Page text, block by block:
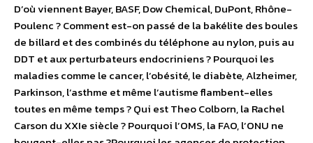
D’où viennent Bayer, BASF, Dow Chemical, DuPont, Rhône-
Poulenc ? Comment est-on passé de la bakélite des boules
de billard et des combinés du téléphone au nylon, puis au
DDT et aux perturbateurs endocriniens ? Pourquoi les
maladies comme le cancer, l’obésité, le diabète, Alzheimer,
Parkinson, l’asthme et même l’autisme flambent-elles
toutes en même temps ? Qui est Theo Colborn, la Rachel
Carson du XXIe siècle ? Pourquoi l’OMS, la FAO, l’ONU ne